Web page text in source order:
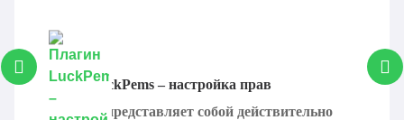
Плагин LuckPems – настройка прав
LuckPems представляет собой действительно